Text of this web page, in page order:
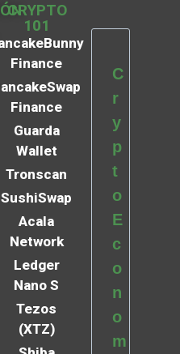
CRYPTO
101
Finance
Finance
Guarda
Wallet
Tronscan
SushiSwap
Acala
Network
Ledger
Nano S
Tezos
(XTZ)
C
r
y
p
t
o
E
c
o
n
o
m